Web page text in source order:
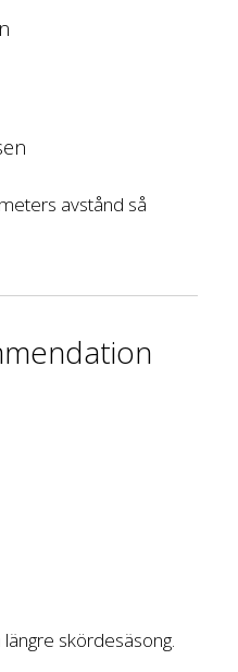
avstånd så
skördesäsong.